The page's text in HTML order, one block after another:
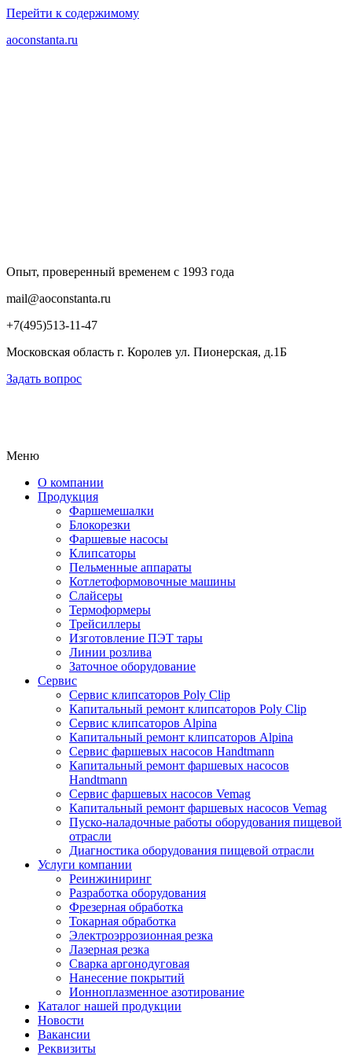
Перейти к содержимому
aoconstanta.ru
Опыт, проверенный временем с 1993 года
mail@aoconstanta.ru
+7(495)513-11-47
Московская область г. Королев ул. Пионерская, д.1Б
Задать вопрос
Меню
О компании
Продукция
Фаршемешалки
Блокорезки
Фаршевые насосы
Клипсаторы
Пельменные аппараты
Котлетоформовочные машины
Слайсеры
Термоформеры
Трейсиллеры
Изготовление ПЭТ тары
Линии розлива
Заточное оборудование
Сервис
Сервис клипсаторов Poly Clip
Капитальный ремонт клипсаторов Poly Clip
Сервис клипсаторов Alpina
Капитальный ремонт клипсаторов Alpina
Сервис фаршевых насосов Handtmann
Капитальный ремонт фаршевых насосов
Handtmann
Сервис фаршевых насосов Vemag
Капитальный ремонт фаршевых насосов Vemag
Пуско-наладочные работы оборудования пищевой
отрасли
Диагностика оборудования пищевой отрасли
Услуги компании
Реинжиниринг
Разработка оборудования
Фрезерная обработка
Токарная обработка
Электроэррозионная резка
Лазерная резка
Сварка аргонодуговая
Нанесение покрытий
Ионноплазменное азотирование
Каталог нашей продукции
Новости
Вакансии
Реквизиты